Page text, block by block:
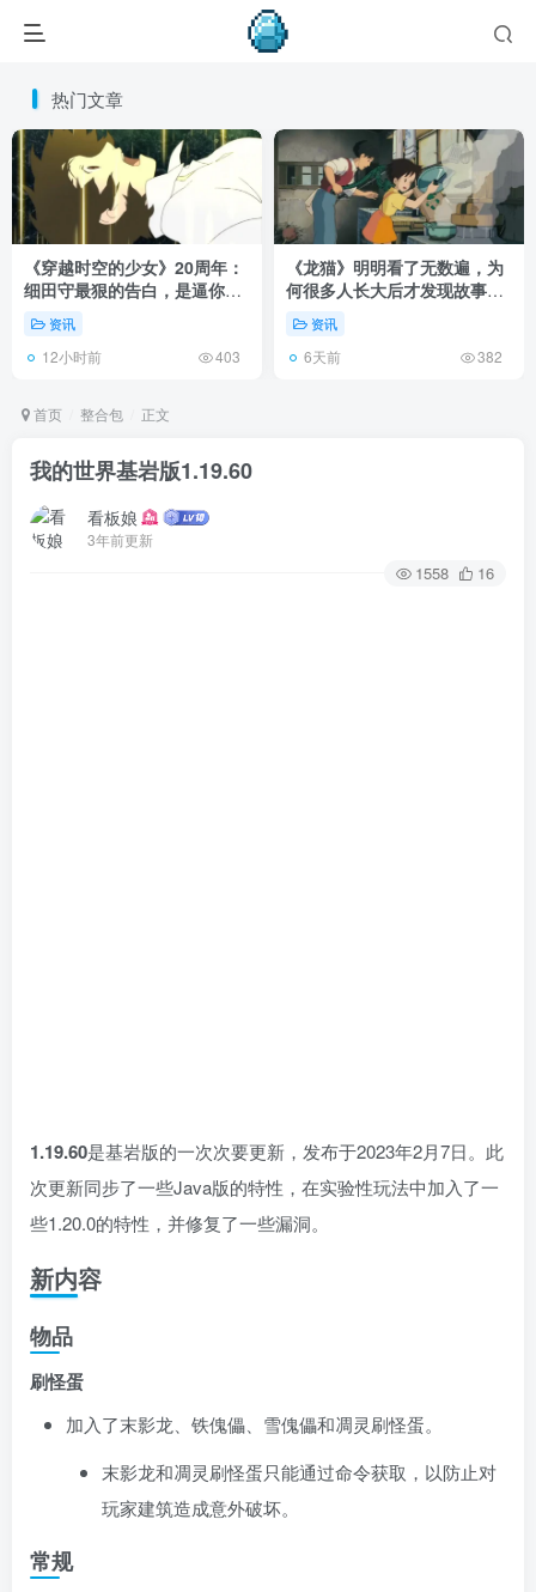
热门文章
《穿越时空的少女》20周年：
细田守最狠的告白，是逼你承
认有些夏天回不去了！
资讯
12小时前 403
《龙猫》明明看了无数遍，为
何很多人长大后才发现故事根
本不在 1988 年！
资讯
6天前 382
首页 整合包 正文
我的世界基岩版1.19.60
看板娘
3年前更新
1558 16
1.19.60是基岩版的一次次要更新，发布于2023年2月7日。此
次更新同步了一些Java版的特性，在实验性玩法中加入了一
些1.20.0的特性，并修复了一些漏洞。
新内容
物品
刷怪蛋
加入了末影龙、铁傀儡、雪傀儡和凋灵刷怪蛋。
末影龙和凋灵刷怪蛋只能通过命令获取，以防止对
玩家建筑造成意外破坏。
常规